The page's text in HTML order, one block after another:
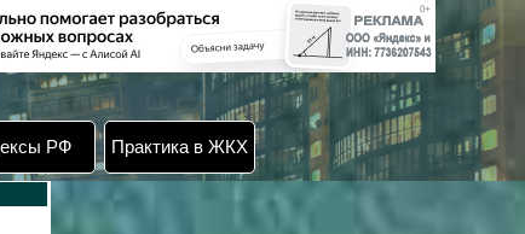
РФ Практика в ЖКХ